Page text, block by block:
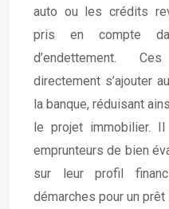
auto ou les crédits
pris en compte
d’endettement.
directement s’ajouter
la banque, réduisant
le projet immobilier.
emprunteurs de bien
sur leur profil
démarches pour un prêt